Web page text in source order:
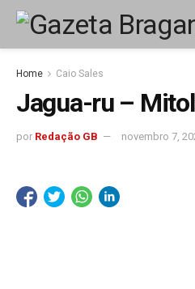
Home Caio Sales
Jagua-ru –
por Redação GB novembro 7,